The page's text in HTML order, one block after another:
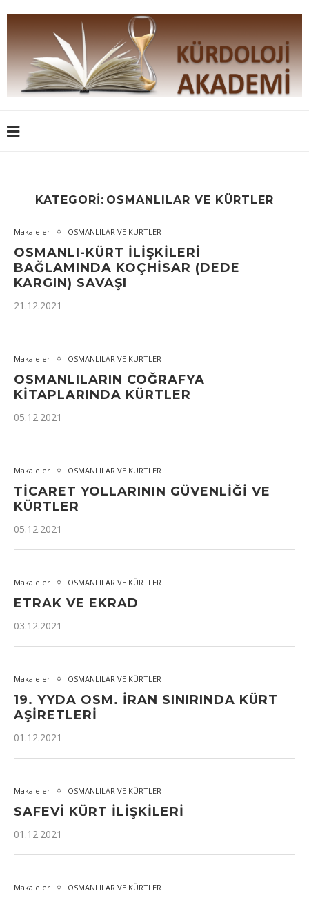
KATEGORI: OSMANLILAR VE KÜRTLER
Makaleler OSMANLILAR VE KÜRTLER
OSMANLI-KÜRT İLİŞKİLERİ
BAĞLAMINDA KOÇHİSAR (DEDE
KARGIN) SAVAŞI
21.12.2021
Makaleler OSMANLILAR VE KÜRTLER
OSMANLILARIN COĞRAFYA
KITAPLARINDA KÜRTLER
05.12.2021
Makaleler OSMANLILAR VE KÜRTLER
TICARET YOLLARININ GÜVENLIĞI VE
KÜRTLER
05.12.2021
Makaleler OSMANLILAR VE KÜRTLER
ETRAK VE EKRAD
03.12.2021
Makaleler OSMANLILAR VE KÜRTLER
19. YYDA OSM. İRAN SINIRINDA KÜRT
AŞIRETLERI
01.12.2021
Makaleler OSMANLILAR VE KÜRTLER
SAFEVI KÜRT İLIŞKILERI
01.12.2021
Makaleler OSMANLILAR VE KÜRTLER